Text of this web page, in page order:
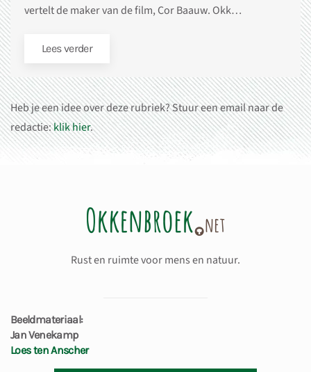
vertelt de maker van de film, Cor Baauw. Okk…
Lees verder
Heb je een idee over deze rubriek? Stuur een email naar de
redactie:klik hier.
Rust en ruimte voor mens en natuur.
Beeldmateriaal:
Jan Venekamp
Loes ten Anscher